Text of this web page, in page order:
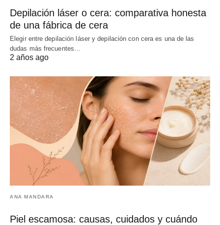
Depilación láser o cera: comparativa honesta
de una fábrica de cera
Elegir entre depilación láser y depilación con cera es una de las
dudas más frecuentes…
2 años ago
ANA MANDARA
Piel escamosa: causas, cuidados y cuándo